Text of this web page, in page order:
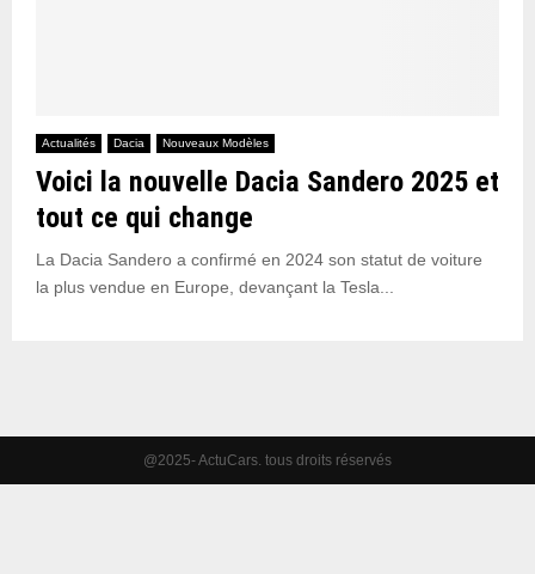
Actualités Dacia Nouveaux Modèles
Voici la nouvelle Dacia Sandero 2025 et
tout ce qui change
La Dacia Sandero a confirmé en 2024 son statut de voiture
la plus vendue en Europe, devançant la Tesla...
@2025- ActuCars. tous droits réservés